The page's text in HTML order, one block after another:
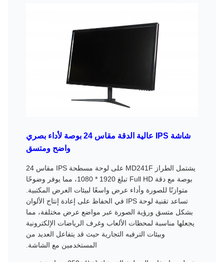
شاشة IPS عالية الدقة مقاس 24 بوصة لأداء بصري
واضح ومتسق
يشتمل الطراز MD241F على لوحة مسطحة IPS مقاس 24
بوصة مع دقة Full HD تبلغ 1920 * 1080، مما يوفر وضوحًا
متوازنًا للصورة وأداء عرض واسعًا لبيئات العرض المكتبية.
تساعد تقنية لوحة IPS في الحفاظ على إعادة إنتاج الألوان
بشكل متسق ورؤية الصورة عبر مواضع عرض مختلفة، مما
يجعلها مناسبة لمحطات الألعاب وغرف الرياضات الإلكترونية
وبيئات الترفيه التجارية حيث قد يتفاعل العديد من
المستخدمين مع الشاشة.